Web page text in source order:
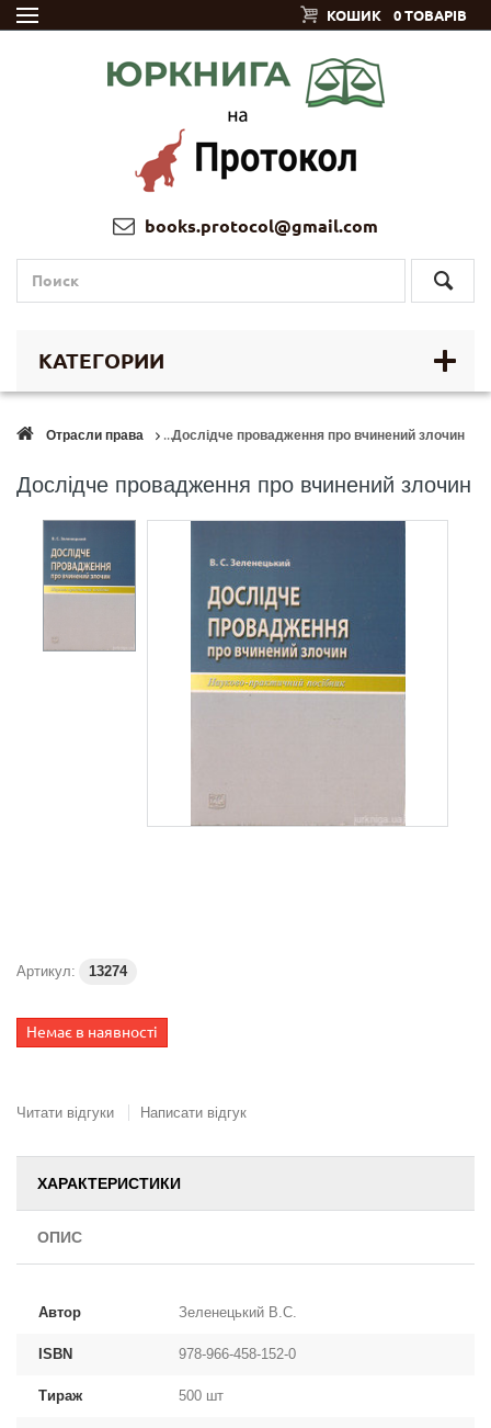
КОШИК 0 ТОВАРІВ
books.protocol@gmail.com
КАТЕГОРИИ
Отрасли права Дослідче провадження про вчинений злочин
Дослідче провадження про вчинений злочин
Артикул: 13274
Немає в наявності
Читати відгуки Написати відгук
ХАРАКТЕРИСТИКИ
ОПИС
Автор Зеленецький В.С.
ISBN 978-966-458-152-0
Тираж 500 шт